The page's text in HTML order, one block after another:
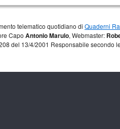
telematico quotidiano di Quaderni
Capo Antonio Marulo, Webmaster:
del 13/4/2001 Responsabile secondo